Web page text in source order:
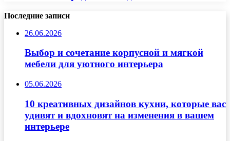
Последние записи
26.06.2026
Выбор и сочетание корпусной и мягкой
мебели для уютного интерьера
05.06.2026
10 креативных дизайнов кухни, которые вас
удивят и вдохновят на изменения в вашем
интерьере